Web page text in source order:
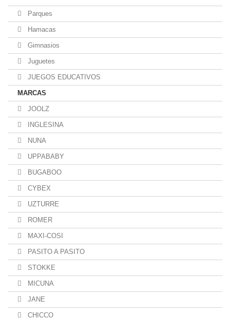
Parques
Hamacas
Gimnasios
Juguetes
JUEGOS EDUCATIVOS
MARCAS
JOOLZ
INGLESINA
NUNA
UPPABABY
BUGABOO
CYBEX
UZTURRE
ROMER
MAXI-COSI
PASITO A PASITO
STOKKE
MICUNA
JANE
CHICCO